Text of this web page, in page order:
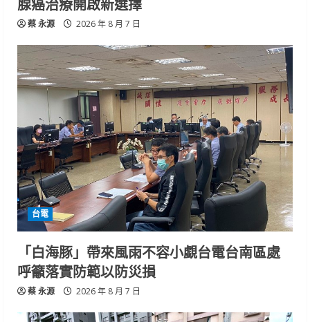
蔡 永源 2026 年 8 月 7 日
台電
「白海豚」帶來風雨不容小覷台電台南區處
呼籲落實防範以防災損
蔡 永源 2026 年 8 月 7 日